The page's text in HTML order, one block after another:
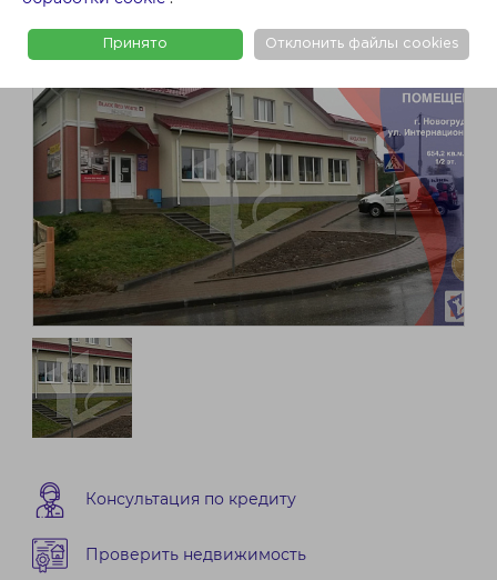
Принято Отклонить файлы cookies
Консультация по кредиту
Проверить недвижимость